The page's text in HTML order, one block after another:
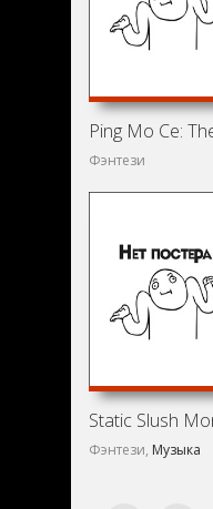
Фэнтези
Фэнтези, Музыка